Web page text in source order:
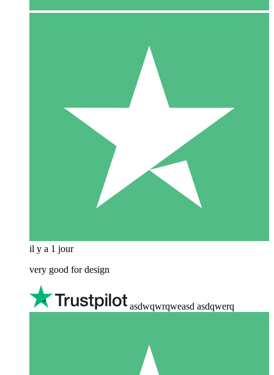
il y a 1 jour
very good for design
asdwqwrqweasd asdqwerq